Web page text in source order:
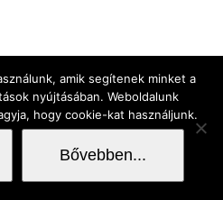
amik segítenek minket a
nyújtásában. Weboldalunk
hogy cookie-kat használjunk.
Bővebben...